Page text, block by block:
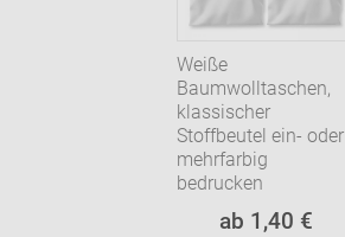
Weiße
Baumwolltaschen,
klassischer
Stoffbeutel ein- oder
mehrfarbig
bedrucken
ab 1,40 €